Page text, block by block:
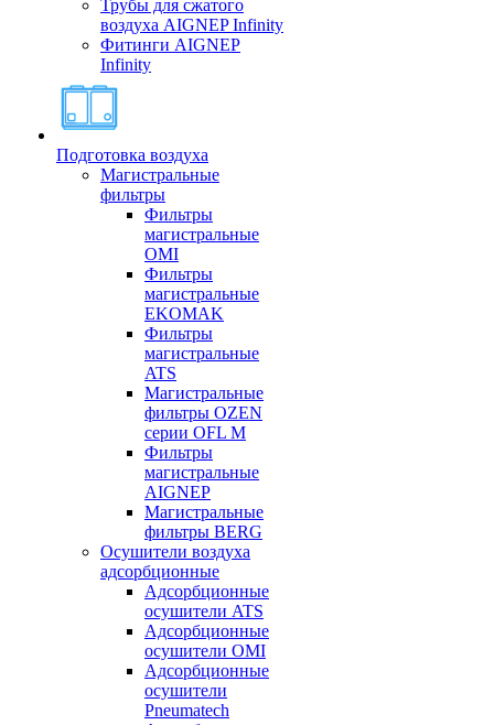
Трубы для сжатого
воздуха AIGNEP Infinity
Фитинги AIGNEP
Infinity
Подготовка воздуха
Магистральные
фильтры
Фильтры
магистральные
OMI
Фильтры
магистральные
EKOMAK
Фильтры
магистральные
ATS
Магистральные
фильтры OZEN
серии OFL M
Фильтры
магистральные
AIGNEP
Магистральные
фильтры BERG
Осушители воздуха
адсорбционные
Адсорбционные
осушители ATS
Адсорбционные
осушители OMI
Адсорбционные
осушители
Pneumatech